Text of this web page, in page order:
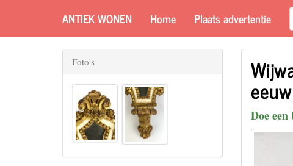
ANTIEK WONEN Home Plaats advertentie
eeuw
Doe een
Foto's